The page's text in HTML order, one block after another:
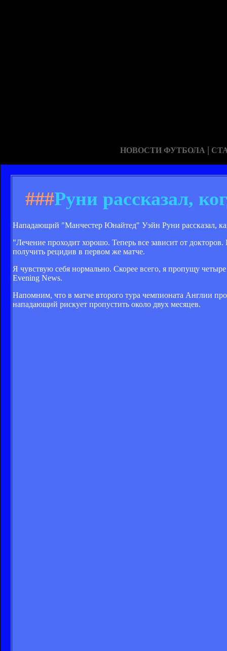
НОВОСТИ ФУТБОЛА |
###Руни рассказал,
Нападающий "Манчестер Юнайтед" Уэйн Руни рассказал,
"Лечение проходит хорошо. Теперь все зависит от
получить рецидив в первом же матче.
Я чувствую себя нормально. Скорее всего, я пропущу
Evening News.
Напомним, что в матче второго тура чемпионата Англии
нападающий рискует пропустить около двух месяцев.